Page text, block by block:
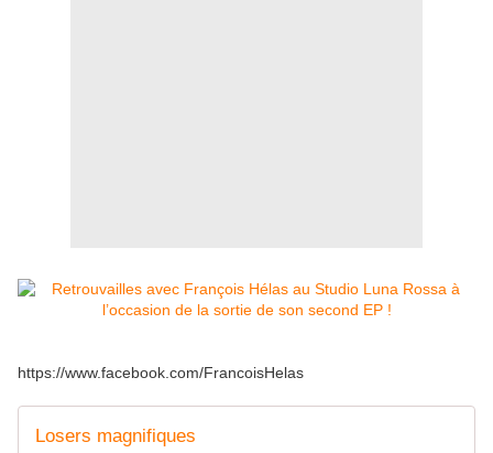
https://www.facebook.com/FrancoisHelas
Losers magnifiques